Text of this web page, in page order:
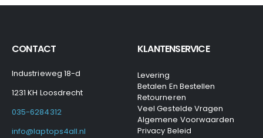
CONTACT
Industrieweg 18-d
1231 KH Loosdrecht
035-6284312
info@laptops4all.nl
KLANTENSERVICE
Levering
Betalen En Bestellen
Retourneren
Veel Gestelde Vragen
Algemene Voorwaarden
Privacy Beleid